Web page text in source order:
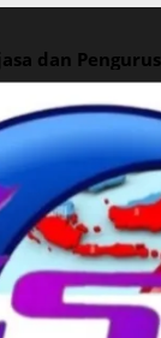
dan